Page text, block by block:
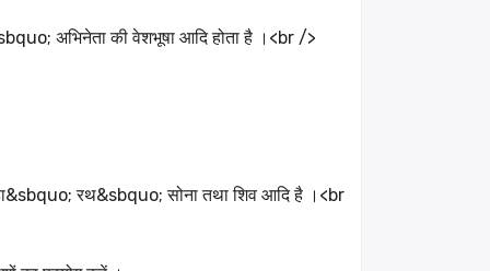
अभिनेता की वेशभूषा आदि होता है ।<br />
रथ&sbquo; सोना तथा शिव आदि है ।<br